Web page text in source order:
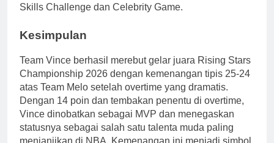
Skills Challenge dan Celebrity Game.
Kesimpulan
Team Vince berhasil merebut gelar juara Rising Stars
Championship 2026 dengan kemenangan tipis 25-24
atas Team Melo setelah overtime yang dramatis.
Dengan 14 poin dan tembakan penentu di overtime,
Vince dinobatkan sebagai MVP dan menegaskan
statusnya sebagai salah satu talenta muda paling